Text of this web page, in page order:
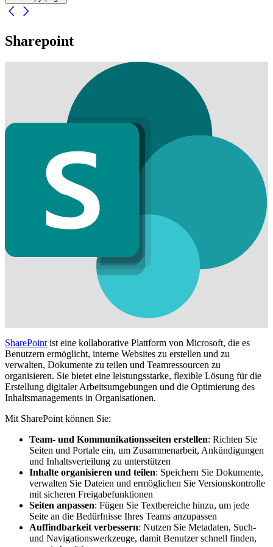
Sharepoint
SharePoint ist eine kollaborative Plattform von Microsoft, die es
Benutzern ermöglicht, interne Websites zu erstellen und zu
verwalten, Dokumente zu teilen und Teamressourcen zu
organisieren. Sie bietet eine leistungsstarke, flexible Lösung für die
Erstellung digitaler Arbeitsumgebungen und die Optimierung des
Inhaltsmanagements in Organisationen.
Mit SharePoint können Sie:
Team- und Kommunikationsseiten erstellen: Richten Sie
Seiten und Portale ein, um Zusammenarbeit, Ankündigungen
und Inhaltsverteilung zu unterstützen
Inhalte organisieren und teilen: Speichern Sie Dokumente,
verwalten Sie Dateien und ermöglichen Sie Versionskontrolle
mit sicheren Freigabefunktionen
Seiten anpassen: Fügen Sie Textbereiche hinzu, um jede
Seite an die Bedürfnisse Ihres Teams anzupassen
Auffindbarkeit verbessern: Nutzen Sie Metadaten, Such-
und Navigationswerkzeuge, damit Benutzer schnell finden,